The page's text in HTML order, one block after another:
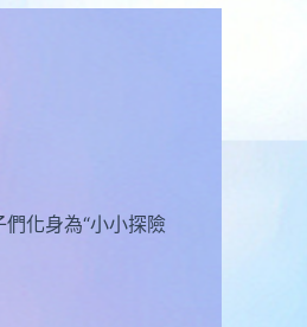
化身為“小小探險